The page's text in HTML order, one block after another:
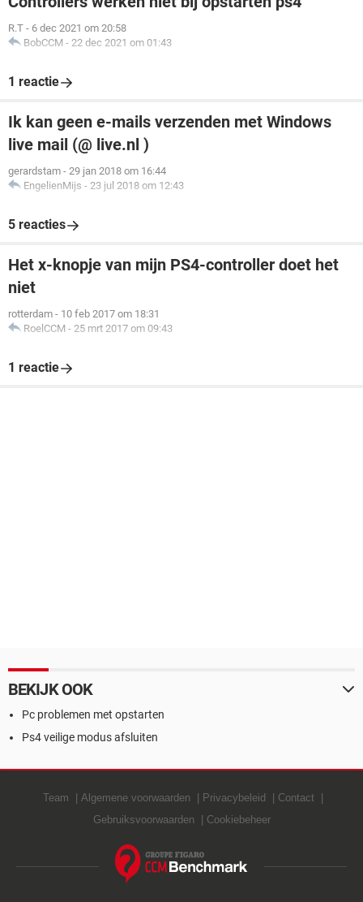
R.T - 6 dec 2021 om 20:58
BobCCM - 22 dec 2021 om 01:43
1 reactie
Ik kan geen e-mails verzenden met Windows
live mail (@ live.nl )
gerardstam - 29 jan 2018 om 16:44
EngelienMijs - 23 jul 2018 om 12:43
5 reacties
Het x-knopje van mijn PS4-controller doet het
niet
rotterdam - 10 feb 2017 om 18:31
RoelCCM - 25 mrt 2017 om 09:43
1 reactie
BEKIJK OOK
Pc problemen met opstarten
Ps4 veilige modus afsluiten
Team Algemene voorwaarden Privacybeleid
Contact
Gebruiksvoorwaarden
Cookiebeheer